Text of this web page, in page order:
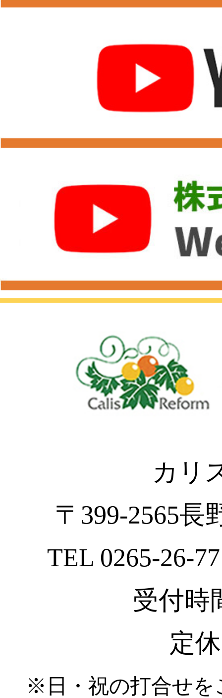
カリ
〒399-2565長
TEL 0265-26-
受付時
定
※日・祝の打合せを